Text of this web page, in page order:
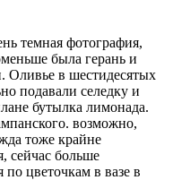
темная фотография,
была герань и
Оливье в шестидесятых
подавали селедку и
бутылка лимонада.
возможно,
тоже крайне
сейчас больше
цветочкам в вазе в